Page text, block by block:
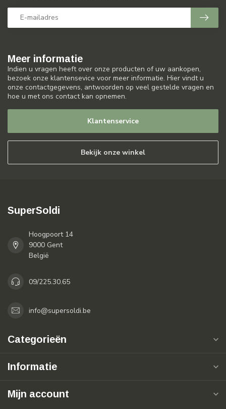
Meer informatie
Indien u vragen heeft over onze producten of uw aankopen,
bezoek onze klantensevice voor meer informatie. Hier vindt u
onze contactgegevens, antwoorden op veel gestelde vragen en
hoe u met ons contact kan opnemen.
Klantenservice
Bekijk onze winkel
SuperSoldi
Hoogpoort 14
9000 Gent
België
09/225.30.65
info@supersoldi.be
Categorieën
Informatie
Mijn account